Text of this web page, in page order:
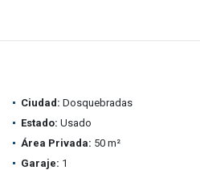
Ciudad: Dosquebradas
Estado: Usado
Área Privada: 50 m²
Garaje: 1